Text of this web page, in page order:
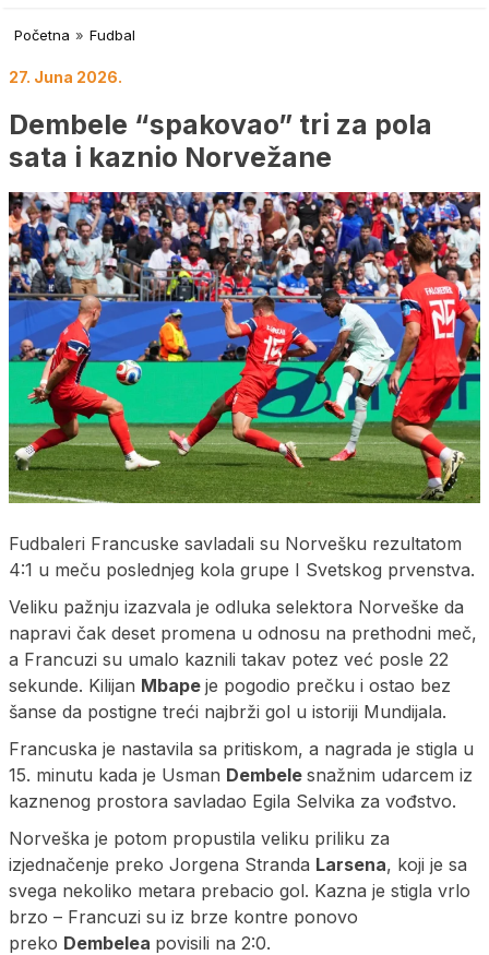
Početna » Fudbal
27. Juna 2026.
Dembele “spakovao” tri za pola
sata i kaznio Norvežane
Fudbaleri Francuske savladali su Norvešku rezultatom
4:1 u meču poslednjeg kola grupe I Svetskog prvenstva.
Veliku pažnju izazvala je odluka selektora Norveške da
napravi čak deset promena u odnosu na prethodni meč,
a Francuzi su umalo kaznili takav potez već posle 22
sekunde. Kilijan Mbape je pogodio prečku i ostao bez
šanse da postigne treći najbrži gol u istoriji Mundijala.
Francuska je nastavila sa pritiskom, a nagrada je stigla u
15. minutu kada je Usman Dembele snažnim udarcem iz
kaznenog prostora savladao Egila Selvika za vođstvo.
Norveška je potom propustila veliku priliku za
izjednačenje preko Jorgena Stranda Larsena, koji je sa
svega nekoliko metara prebacio gol. Kazna je stigla vrlo
brzo – Francuzi su iz brze kontre ponovo
preko Dembelea povisili na 2:0.